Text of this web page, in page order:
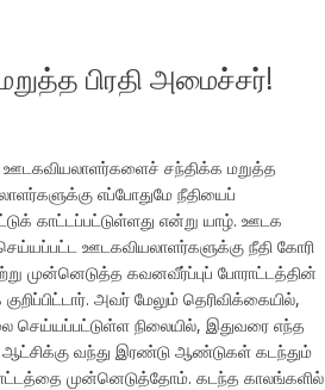
பிரதி அமைச்சர்!
ஊடகவியலாளர்களைச் சந்திக்க மறுத்த
எப்போதுமே நீதியைப்
காட்டப்பட்டுள்ளது என்று யாழ். ஊடக
ஊடகவியலாளர்களுக்கு நீதி கோரி
முன்னெடுத்த கவனவீர்ப்புப் போராட்டத்தின்
அவர் மேலும் தெரிவிக்கையில்,
நிலையில், இதுவரை எந்த
வந்து இரண்டு ஆண்டுகள் கடந்தும்
முன்னெடுத்தோம். கடந்த காலங்களில்